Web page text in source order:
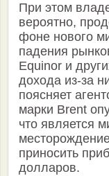
При этом
вероятно,
фоне нового
падения
Equinor и
дохода из-за
поясняет
марки Brent
что является
приносить
долларов.